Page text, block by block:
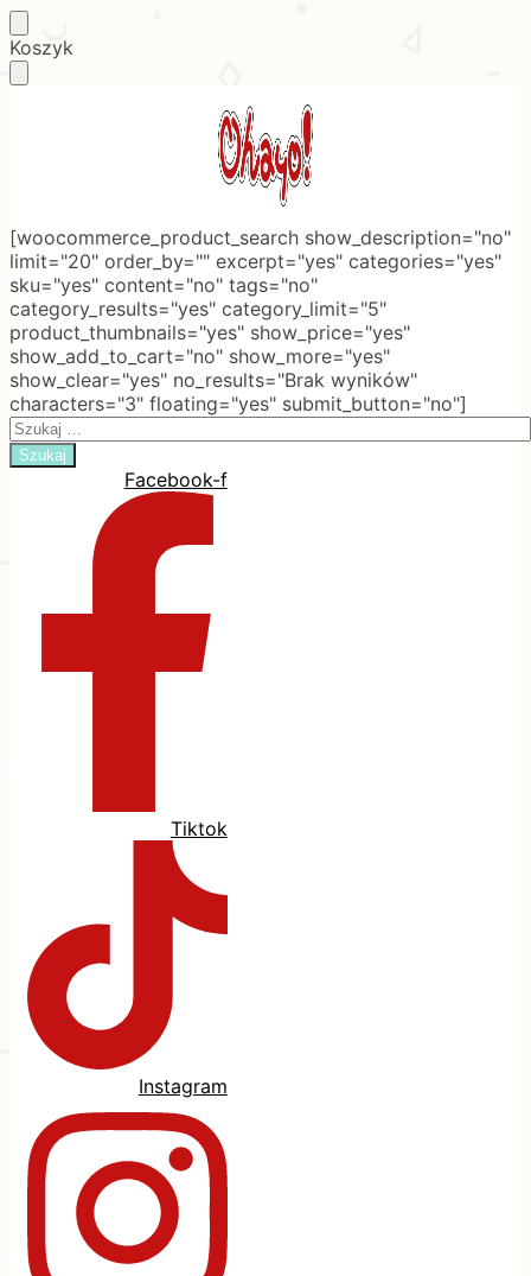
Skip
to
Skip
to
Koszyk
[woocommerce_product_search show_description="no"
limit="20" order_by="" excerpt="yes" categories="yes"
sku="yes" content="no" tags="no"
category_results="yes" category_limit="5"
product_thumbnails="yes" show_price="yes"
show_add_to_cart="no" show_more="yes"
show_clear="yes" no_results="Brak wyników"
characters="3" floating="yes" submit_button="no"]
Search
for:
Facebook-f
Tiktok
Instagram